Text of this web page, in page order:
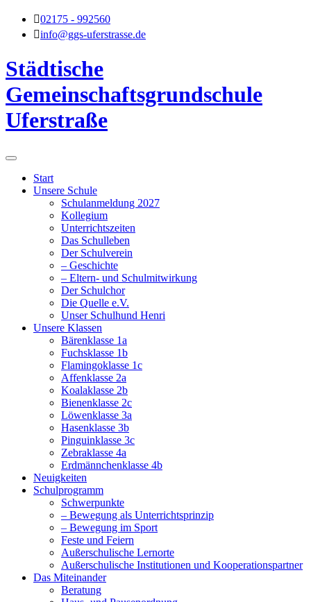
Skip
content
02175 - 992560
info@ggs-uferstrasse.de
Städtische
Gemeinschaftsgrundschule
Uferstraße
Start
Unsere Schule
Schulanmeldung 2027
Kollegium
Unterrichtszeiten
Das Schulleben
Der Schulverein
– Geschichte
– Eltern- und Schulmitwirkung
Der Schulchor
Die Quelle e.V.
Unser Schulhund Henri
Unsere Klassen
Bärenklasse 1a
Fuchsklasse 1b
Flamingoklasse 1c
Affenklasse 2a
Koalaklasse 2b
Bienenklasse 2c
Löwenklasse 3a
Hasenklasse 3b
Pinguinklasse 3c
Zebraklasse 4a
Erdmännchenklasse 4b
Neuigkeiten
Schulprogramm
Schwerpunkte
– Bewegung als Unterrichtsprinzip
– Bewegung im Sport
Feste und Feiern
Außerschulische Lernorte
Außerschulische Institutionen und Kooperationspartner
Das Miteinander
Beratung